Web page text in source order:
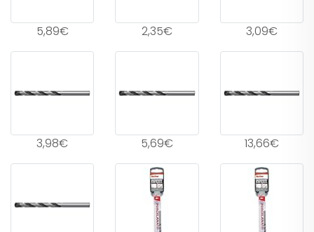
5,89€ 2,35€ 3,09€
3,98€ 5,69€ 13,66€